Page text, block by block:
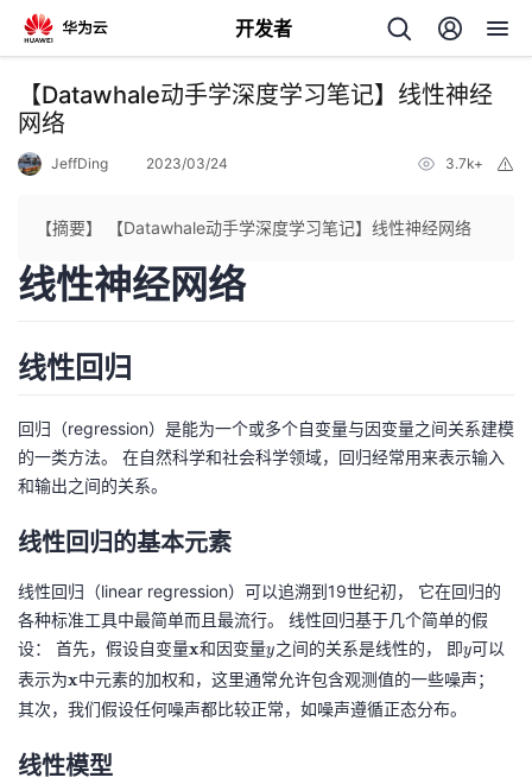
开发者
返
回
个
页
开
我
的
我
【Datawhale动手学深度学习笔记】线性神经
网络
JeffDing 2023/03/24 3.7k+
【摘要】 【Datawhale动手学深度学习笔记】线性神经网络
线性神经网络
线性回归
回归（regression）是能为一个或多个自变量与因变量之间关系建模
的一类方法。 在自然科学和社会科学领域，回归经常用来表示输入
和输出之间的关系。
线性回归的基本元素
线性回归（linear regression）可以追溯到19世纪初， 它在回归的
各种标准工具中最简单而且最流行。 线性回归基于几个简单的假
设： 首先，假设自变量\
m
at
x和因变量y
y之间的关系是线性的， 即y
y可以
表示为\
m
h
x中元素的加权和，这里通常允许包含观测值的一些噪声；
其次，我们假设任何噪声都比较正常，如噪声遵循正态分布。
线性模型